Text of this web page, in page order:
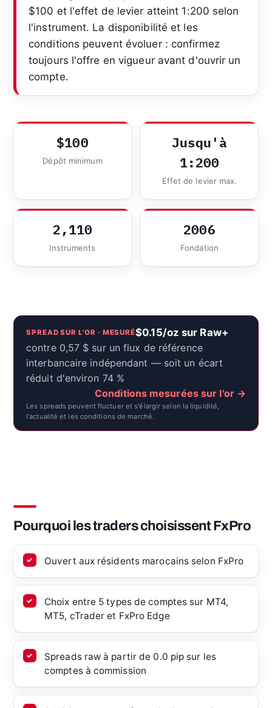
$100 et l'effet de levier atteint 1:200 selon
l'instrument. La disponibilité et les
conditions peuvent évoluer : confirmez
toujours l'offre en vigueur avant d'ouvrir un
compte.
$100
Dépôt minimum
Jusqu'à
1:200
Effet de levier max.
2,110
Instruments
2006
Fondation
SPREAD SUR L'OR · MESURÉ$0.15/oz sur Raw+
contre 0,57 $ sur un flux de référence
interbancaire indépendant — soit un écart
réduit d'environ 74 %
Conditions mesurées sur l'or →
Les spreads peuvent fluctuer et s'élargir selon la liquidité,
l'actualité et les conditions de marché.
Pourquoi les traders choisissent FxPro
Ouvert aux résidents marocains selon FxPro
Choix entre 5 types de comptes sur MT4,
MT5, cTrader et FxPro Edge
Spreads raw à partir de 0.0 pip sur les
comptes à commission